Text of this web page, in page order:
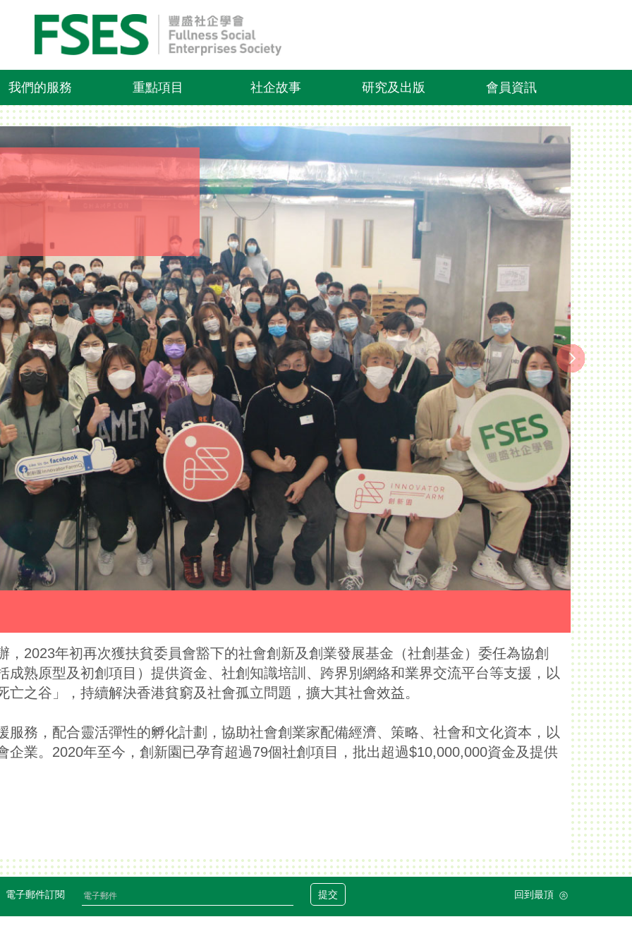
我們的服務 重點項目 社企故事 研究及出版 會員資訊
，2023年初再次獲扶貧委員會豁下的社會創新及創業發展基金（社創基金）委任為協創
成熟原型及初創項目）提供資金、社創知識培訓、跨界別網絡和業界交流平台等支援，以
之谷」，持續解決香港貧窮及社會孤立問題，擴大其社會效益。
服務，配合靈活彈性的孵化計劃，協助社會創業家配備經濟、策略、社會和文化資本，以
企業。2020年至今，創新園已孕育超過79個社創項目，批出超過$10,000,000資金及提供
電子郵件訂閱 提交 回到最頂